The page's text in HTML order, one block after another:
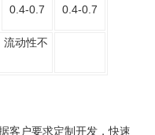
0.4-0.7 0.4-0.7
流动性不
客户要求定制开发，快速